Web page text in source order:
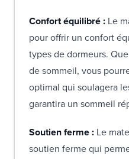
Confort équilibré : Le
pour offrir un confort
types de dormeurs.
de sommeil, vous
optimal qui soulagera
garantira un sommeil
Soutien ferme : Le
soutien ferme qui